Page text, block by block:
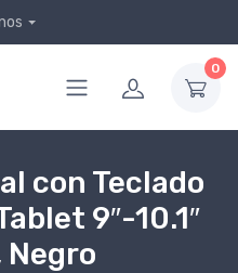
0
con Teclado
9″-10.1″
Negro